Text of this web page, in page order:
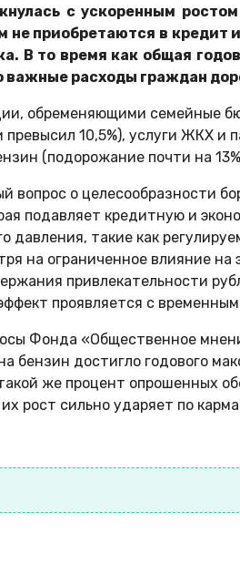
с ускоренным
не приобретаются в кредит
В то время как общая
важные расходы граждан
обременяющими семейные
превысил 10,5%), услуги ЖКХ
(подорожание почти на
вопрос о целесообразности
подавляет кредитную и
давления, такие как
на ограниченное влияние
привлекательности
проявляется с временным
Фонда «Общественное
бензин достигло годового
же процент опрошенных
рост сильно ударяет по